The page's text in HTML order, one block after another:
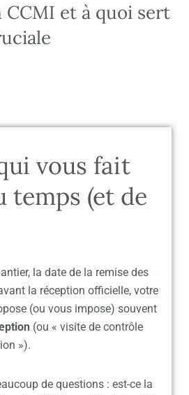
et à quoi sert
vous fait
temps (et de
la date de la remise des
la réception officielle, votre
(ou vous impose) souvent
(ou « visite de contrôle
»).
de questions : est-ce la